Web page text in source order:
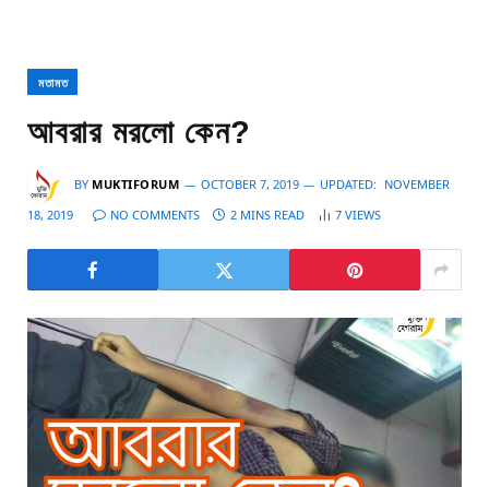
মতামত
আবরার মরলো কেন?
BY MUKTIFORUM OCTOBER 7, 2019 UPDATED: NOVEMBER
18, 2019
NO COMMENTS 2 MINS READ 7 VIEWS